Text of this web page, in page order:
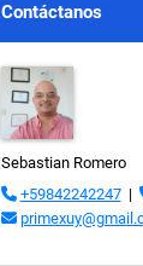
Contáctanos
Sebastian Romero
+59842242247|